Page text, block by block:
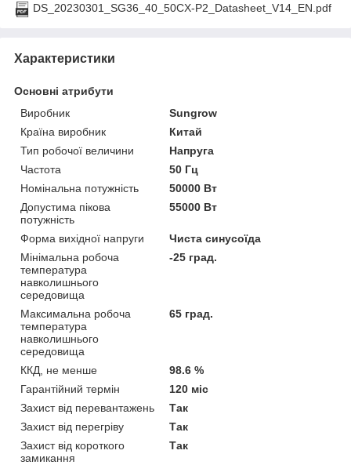
DS_20230301_SG36_40_50CX-P2_Datasheet_V14_EN.pdf
Характеристики
Основні атрибути
Виробник
Sungrow
Країна виробник
Китай
Тип робочої величини
Напруга
Частота
50 Гц
Номінальна потужність
50000 Вт
Допустима пікова
потужність
55000 Вт
Форма вихідної напруги
Чиста синусоїда
Мінімальна робоча
температура
навколишнього
середовища
-25 град.
Максимальна робоча
температура
навколишнього
середовища
65 град.
ККД, не менше
98.6 %
Гарантійний термін
120 міс
Захист від перевантажень
Так
Захист від перегріву
Так
Захист від короткого
замикання
Так